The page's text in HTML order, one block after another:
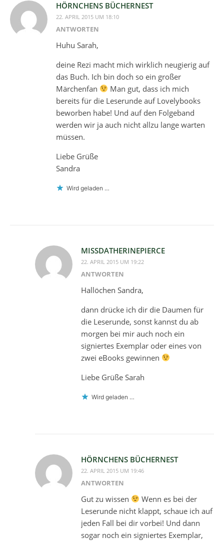
HÖRNCHENS BÜCHERNEST
22. APRIL 2015 UM 18:10
ANTWORTEN
Huhu Sarah,
deine Rezi macht mich wirklich neugierig auf
das Buch. Ich bin doch so ein großer
Märchenfan
Man gut, dass ich mich
bereits für die Leserunde auf Lovelybooks
beworben habe! Und auf den Folgeband
werden wir ja auch nicht allzu lange warten
müssen.
Liebe Grüße
Sandra
Wird geladen …
MISSDATHERINEPIERCE
22. APRIL 2015 UM 19:22
ANTWORTEN
Hallöchen Sandra,
dann drücke ich dir die Daumen für
die Leserunde, sonst kannst du ab
morgen bei mir auch noch ein
signiertes Exemplar oder eines von
zwei eBooks gewinnen
Liebe Grüße Sarah
Wird geladen …
HÖRNCHENS BÜCHERNEST
22. APRIL 2015 UM 19:46
ANTWORTEN
Gut zu wissen
Wenn es bei der
Leserunde nicht klappt, schaue ich auf
jeden Fall bei dir vorbei! Und dann
sogar noch ein signiertes Exemplar,